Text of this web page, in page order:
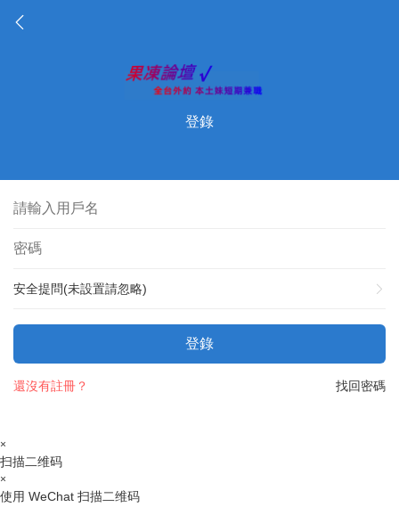
登錄
安全提問(未設置請忽略)
登錄
找回密碼
還沒有註冊？
×
扫描二维码
×
使用 WeChat 扫描二维码